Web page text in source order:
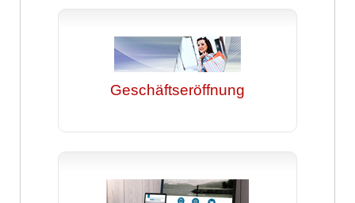
Geschäftseröffnung